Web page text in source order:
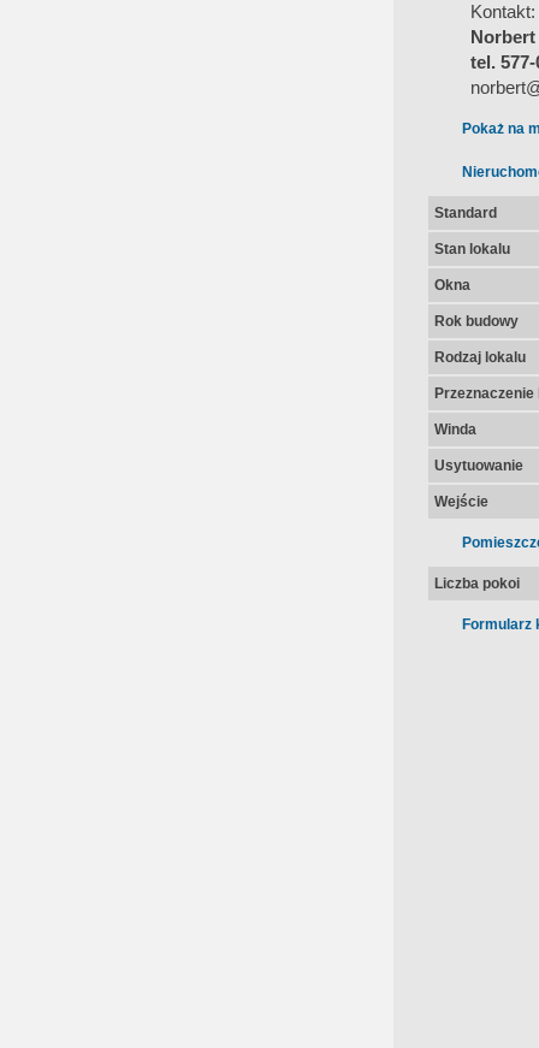
Kontakt:
tel. 577-
Pokaż na
Standard
Stan lokalu
Okna
Rok budowy
Rodzaj lokalu
Przeznaczenie
Winda
Usytuowanie
Wejście
Liczba pokoi
Formularz